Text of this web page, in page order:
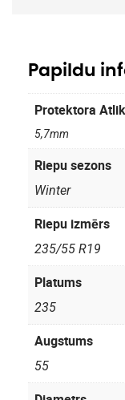
Papildu
Protektora
5,7mm
Riepu sezons
Winter
Riepu izmērs
235/55 R19
Platums
235
Augstums
55